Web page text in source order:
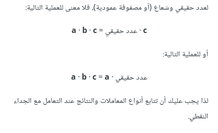
لعدد حقيقي وشعاع (أو مصفوفة عمودية)، فلا معنى للعملية التالية:
a · b·c‪ = عدد حقيقي ·c
أو للعملية التالية:
a · b·c=a‪ · عدد حقيقي
لذا يجب عليك أن تتابع أنواع المعاملات والنتائج عند التعامل مع الجداء
النقطي.